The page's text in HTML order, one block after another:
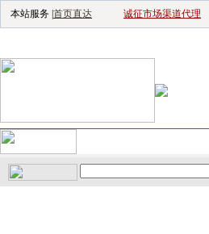
本站服务 | 首页直达 诚征市场渠道代理